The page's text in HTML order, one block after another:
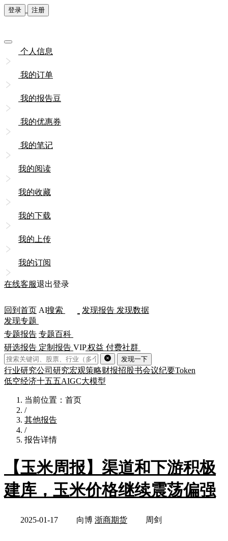
登录 注册
个人信息
我的订单
我的报告豆
我的优惠券
我的笔记
我的阅读
我的收藏
我的下载
我的上传
我的订阅
在线客服退出登录
回到首页 AI搜索 发现报告 发现数据
发现专题
专题报告 专题百科
研选报告 定制报告 VIP权益 付费社群
发现一下
行业研究公司研究宏观策略财报招股书会议纪要Token
低空经济十五五AIGC大模型
当前位置：首页
/
其他报告
/
报告详情
【玉米周报】渠道和下游积极
建库，玉米价格继续震荡偏强
2025-01-17 向博 浙商期货 周剑